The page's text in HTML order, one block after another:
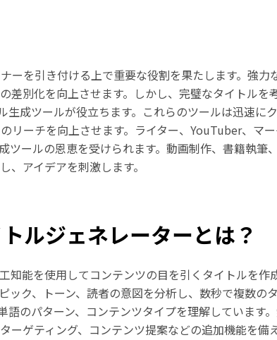
ーを引き付ける上で重要な役割を果たします。強力
差別化を向上させます。しかし、完璧なタイトルを
生成ツールが役立ちます。これらのツールは迅速に
リーチを向上させます。ライター、YouTuber、マ
ツールの恩恵を受けられます。動画制作、書籍執筆
、アイデアを刺激します。
ルジェネレーターとは？
知能を使用してコンテンツの目を引くタイトルを作
ック、トーン、読者の意図を分析し、数秒で複数の
語のパターン、コンテンツタイプを理解しています
ーゲティング、コンテンツ提案などの追加機能を備